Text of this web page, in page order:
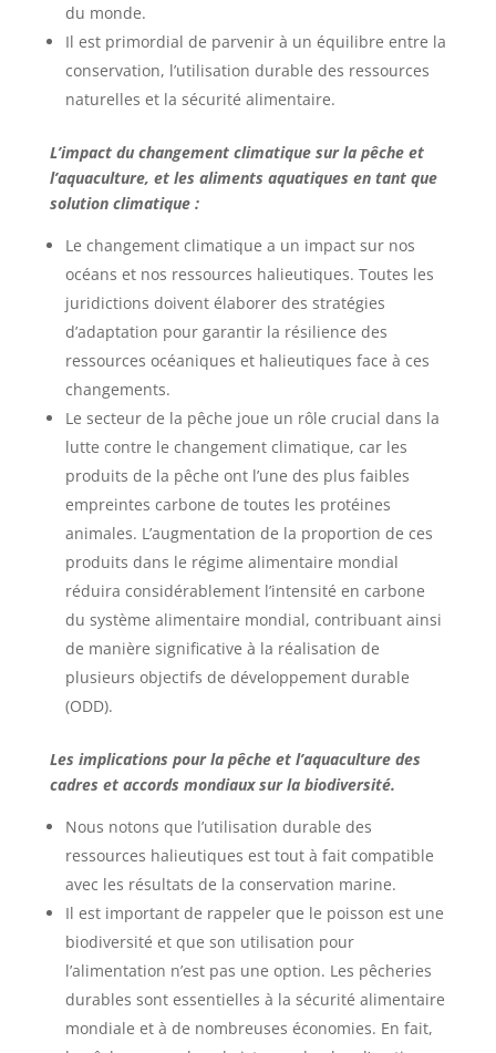
du monde.
Il est primordial de parvenir à un équilibre entre la
conservation, l’utilisation durable des ressources
naturelles et la sécurité alimentaire.
L’impact du changement climatique sur la pêche et
l’aquaculture, et les aliments aquatiques en tant que
solution climatique :
Le changement climatique a un impact sur nos
océans et nos ressources halieutiques. Toutes les
juridictions doivent élaborer des stratégies
d’adaptation pour garantir la résilience des
ressources océaniques et halieutiques face à ces
changements.
Le secteur de la pêche joue un rôle crucial dans la
lutte contre le changement climatique, car les
produits de la pêche ont l’une des plus faibles
empreintes carbone de toutes les protéines
animales. L’augmentation de la proportion de ces
produits dans le régime alimentaire mondial
réduira considérablement l’intensité en carbone
du système alimentaire mondial, contribuant ainsi
de manière significative à la réalisation de
plusieurs objectifs de développement durable
(ODD).
Les implications pour la pêche et l’aquaculture des
cadres et accords mondiaux sur la biodiversité.
Nous notons que l’utilisation durable des
ressources halieutiques est tout à fait compatible
avec les résultats de la conservation marine.
Il est important de rappeler que le poisson est une
biodiversité et que son utilisation pour
l’alimentation n’est pas une option. Les pêcheries
durables sont essentielles à la sécurité alimentaire
mondiale et à de nombreuses économies. En fait,